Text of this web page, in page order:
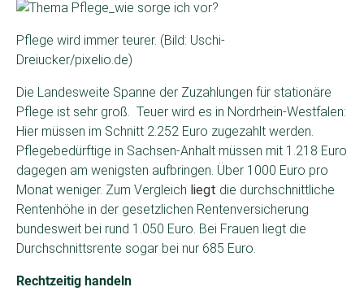
Pflege wird immer teurer. (Bild: Uschi-
Dreiucker/pixelio.de)
Die Landesweite Spanne der Zuzahlungen für stationäre
Pflege ist sehr groß. Teuer wird es in Nordrhein-Westfalen:
Hier müssen im Schnitt 2.252 Euro zugezahlt werden.
Pflegebedürftige in Sachsen-Anhalt müssen mit 1.218 Euro
dagegen am wenigsten aufbringen. Über 1000 Euro pro
Monat weniger. Zum Vergleich liegt die durchschnittliche
Rentenhöhe in der gesetzlichen Rentenversicherung
bundesweit bei rund 1.050 Euro. Bei Frauen liegt die
Durchschnittsrente sogar bei nur 685 Euro.
Rechtzeitig handeln